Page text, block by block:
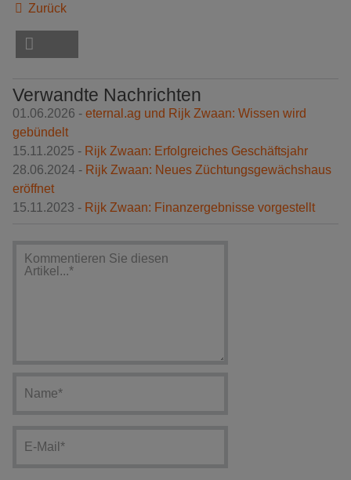
Zurück
Verwandte Nachrichten
01.06.2026 - eternal.ag und Rijk Zwaan: Wissen wird
gebündelt
15.11.2025 - Rijk Zwaan: Erfolgreiches Geschäftsjahr
28.06.2024 - Rijk Zwaan: Neues Züchtungsgewächshaus
eröffnet
15.11.2023 - Rijk Zwaan: Finanzergebnisse vorgestellt